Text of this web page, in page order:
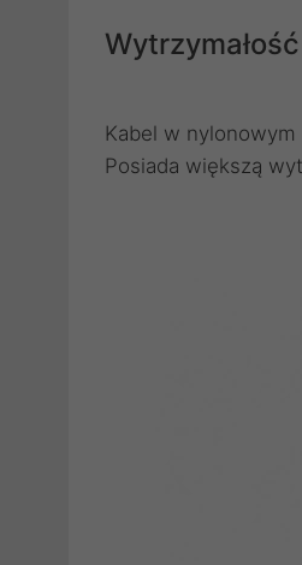
Kabel w
Posiada większą